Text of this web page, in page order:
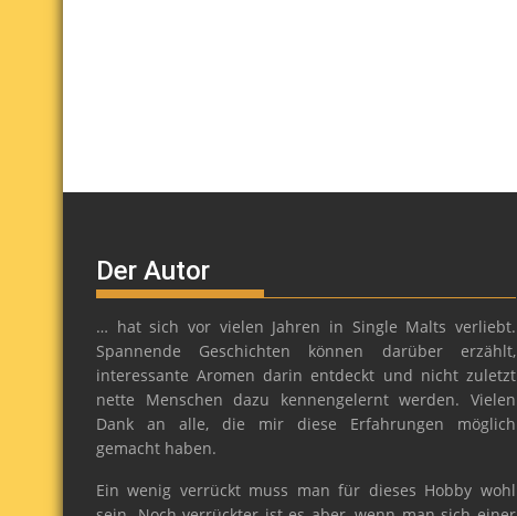
Der Autor
… hat sich vor vielen Jahren in Single Malts verliebt.
Spannende Geschichten können darüber erzählt,
interessante Aromen darin entdeckt und nicht zuletzt
nette Menschen dazu kennengelernt werden. Vielen
Dank an alle, die mir diese Erfahrungen möglich
gemacht haben.
Ein wenig verrückt muss man für dieses Hobby wohl